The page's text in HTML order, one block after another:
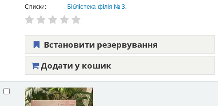
Списки:
Бібліотека-філія № 3.
Встановити резервування
Додати у кошик